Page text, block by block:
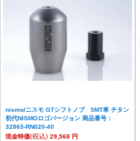
nismo/ニスモ GTシフトノブ 5MT車 チタン
初代NISMOロゴバージョン 商品番号：
32865-RN020-40
現金特価(税込) 29,568 円